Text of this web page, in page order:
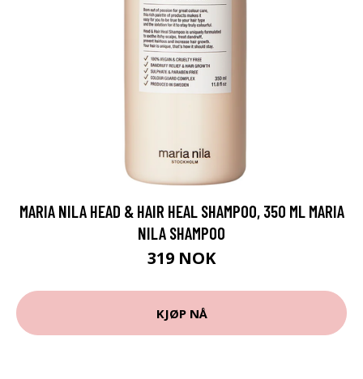
MARIA NILA HEAD & HAIR HEAL SHAMPOO, 350 ML MARIA
NILA SHAMPOO
319 NOK
KJØP NÅ